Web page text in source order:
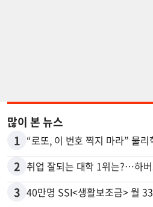
많이 본 뉴스
1 “로또, 이 번호 찍지 마라” 물
2 취업 잘되는 대학 1위는?…하
3 40만명 SSI<생활보조금> 월